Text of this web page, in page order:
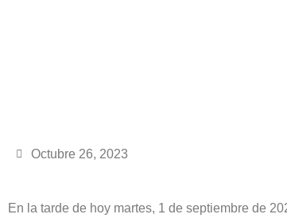
Octubre 26, 2023
En la tarde de hoy martes, 1 de septiembre de